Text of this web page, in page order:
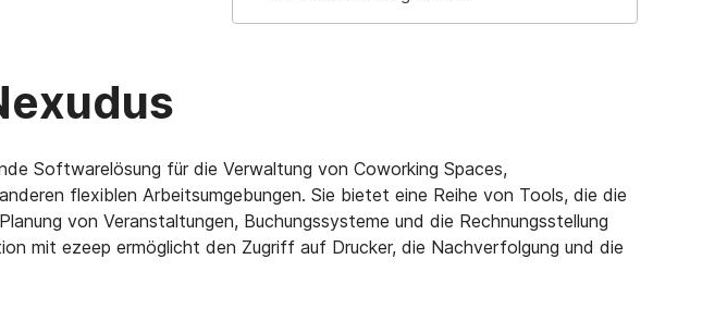
Softwarelösung für die Verwaltung von Coworking Spaces,
flexiblen Arbeitsumgebungen. Sie bietet eine Reihe von Tools, die die
von Veranstaltungen, Buchungssysteme und die Rechnungsstellung
mit ezeep ermöglicht den Zugriff auf Drucker, die Nachverfolgung und die